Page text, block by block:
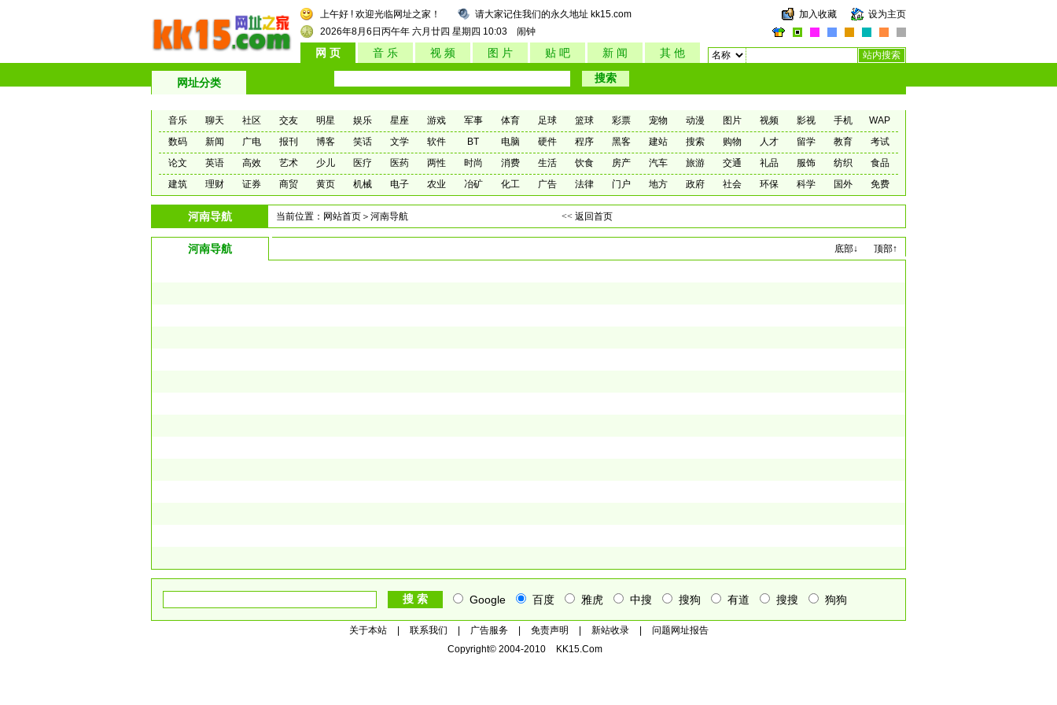
设为主页
加入收藏
请大家记住我们的永久地址 kk15.com
上午好 ! 欢迎光临网址之家！
2026年8月6日 丙午年 六月廿四 星期四 10:03 闹钟
网 页 音 乐 视 频 图 片 贴 吧 新 闻 其 他
网址分类
音乐 聊天 社区 交友 明星 娱乐 星座 游戏 军事 体育 足球 篮球 彩票 宠物 动漫 图片 视频 影视 手机
WAP
数码
新闻 广电 报刊 博客 笑话 文学 软件 BT 电脑 硬件 程序 黑客 建站 搜索 购物 人才 留学 教育
考试
论文
英语 高效 艺术 少儿 医疗 医药 两性 时尚 消费 生活 饮食 房产 汽车 旅游 交通 礼品 服饰 纺织
食品
建筑
理财 证券 商贸 黄页 机械 电子 农业 冶矿 化工 广告 法律 门户 地方 政府 社会 环保 科学 国外 免费
河南导航 当前位置： 网站首页 ＞河南导航 << 返回首页
河南导航 底部↓ 顶部↑
Google 百度 雅虎 中搜 搜狗 有道 搜搜 狗狗
关于本站 联系我们 广告服务 免责声明 新站收录
问题网址报告
Copyright© 2004-2010
KK15.Com